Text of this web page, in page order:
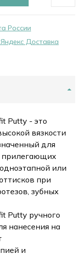
России
Доставка
Putty - это
вязкости
для
прилегающих
или
при
зубных
Putty ручного
нанесения на
и